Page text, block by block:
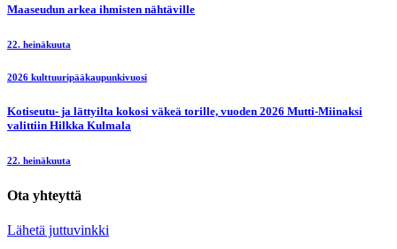
Maaseudun arkea ihmisten nähtäville
22. heinäkuuta
2026 kulttuuripääkaupunkivuosi
Kotiseutu- ja lättyilta kokosi väkeä torille, vuoden 2026 Mutti-Miinaksi
valittiin Hilkka Kulmala
22. heinäkuuta
Ota yhteyttä
Lähetä juttuvinkki